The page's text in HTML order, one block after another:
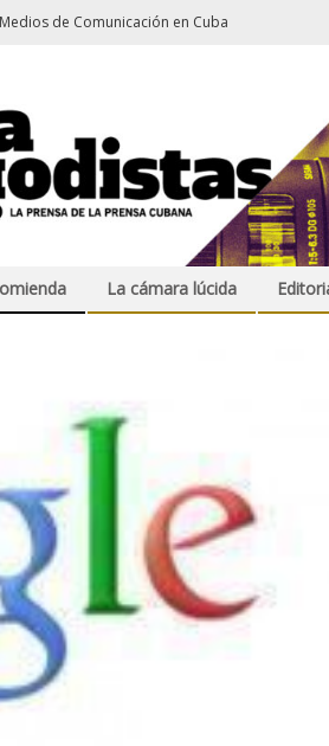
Medios de Comunicación en Cuba
La cámara lúcida